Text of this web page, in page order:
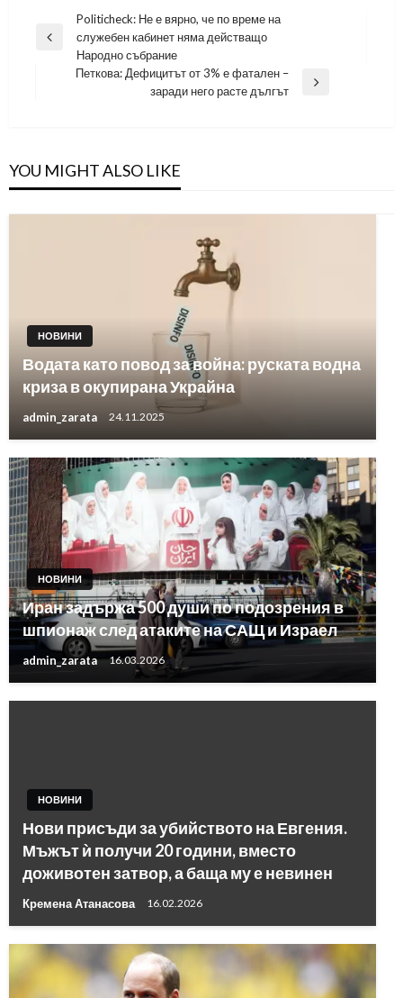
Навигация
Previous
Politicheck: Не е вярно, че по време на
служебен кабинет няма действащо
Народно събрание
Петкова: Дефицитът от 3% е фатален –
заради него расте дългът
YOU MIGHT ALSO LIKE
НОВИНИ
Водата като повод за война: руската водна
криза в окупирана Украйна
admin_zarata 24.11.2025
НОВИНИ
Иран задържа 500 души по подозрения в
шпионаж след атаките на САЩ и Израел
admin_zarata 16.03.2026
НОВИНИ
Нови присъди за убийството на Евгения.
Мъжът ѝ получи 20 години, вместо
доживотен затвор, а баща му е невинен
Кремена Атанасова 16.02.2026